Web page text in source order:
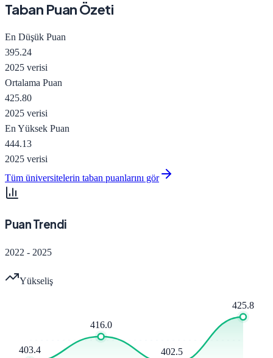
Taban Puan Özeti
En Düşük Puan
395.24
2025 verisi
Ortalama Puan
425.80
2025 verisi
En Yüksek Puan
444.13
2025 verisi
Tüm üniversitelerin taban puanlarını gör
Puan Trendi
2022 - 2025
Yükseliş
403.4
416.0
402.5
425.8